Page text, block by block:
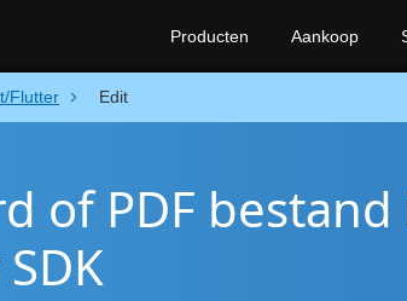
Flutter Edit
of PDF bestand
Producten Aankoop